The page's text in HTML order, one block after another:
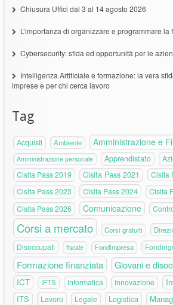
Chiusura Uffici dal 3 al 14 agosto 2026
L’importanza di organizzare e programmare
Cybersecurity: sfida ed opportunità per le
Intelligenza Artificiale e formazione: la vera
imprese e per chi cerca lavoro
Tag
Acquisti Ambiente Amministrazione e
Amministrazione personale Apprendistato
Cisita Pass 2019
Cisita Pass 2021 Cisita
Cisita Pass 2023 Cisita Pass 2024
Cisita
Cisita Pass 2026
Comunicazione
Corsi a mercato Corsi gratuiti
Disoccupati fiscale Fondimpresa
Formazione finanziata Giovani e
ICT IFTS Informatica Innovazione
ITS
Lavoro Legale Logistica